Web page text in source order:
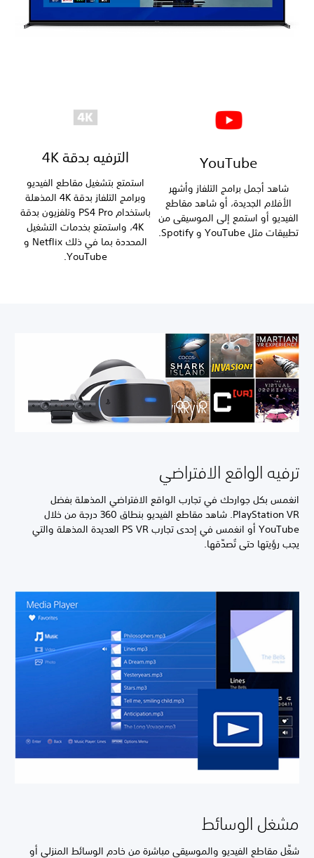
الترفيه بدقة 4K
استمتع بتشغيل مقاطع الفيديو
وبرامج التلفاز بدقة 4K المذهلة
باستخدام PS4 Pro وتلفزيون بدقة
4K، واستمتع بخدمات التشغيل
المحددة بما في ذلك Netflix و
YouTube.
YouTube
شاهد أجمل برامج التلفاز وأشهر
الأفلام الجديدة، أو شاهد مقاطع
الفيديو أو استمع إلى الموسيقى من
تطبيقات مثل YouTube و Spotify.
ترفيه الواقع الافتراضي
انغمس بكل جوارحك في تجارب الواقع الافتراضي المذهلة بفضل
PlayStation VR. شاهد مقاطع الفيديو بنطاق 360 درجة من خلال
YouTube أو انغمس في إحدى تجارب PS VR العديدة المذهلة والتي
يجب رؤيتها حتى تُصدِّقها.
مشغل الوسائط
شغِّل مقاطع الفيديو والموسيقى مباشرة من خادم الوسائط المنزلي أو